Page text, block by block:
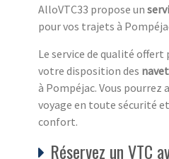
AlloVTC33 propose un
pour vos trajets à
Le service de qualité offert
votre disposition des
à Pompéjac. Vous
voyage en toute sécurité
confort.
Réservez un VTC